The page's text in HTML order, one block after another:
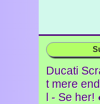
Ducati
t mere
l - Se her!